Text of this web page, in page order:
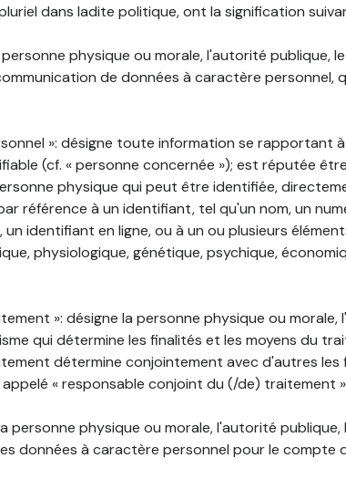
dans ladite politique, ont la signification
physique ou morale, l'autorité publique,
de données à caractère personnel,
»: désigne toute information se rapportant
(cf. « personne concernée »); est réputée
physique qui peut être identifiée,
référence à un identifiant, tel qu'un nom, un
identifiant en ligne, ou à un ou plusieurs
physiologique, génétique, psychique,
»: désigne la personne physique ou morale,
qui détermine les finalités et les moyens du
détermine conjointement avec d'autres les
« responsable conjoint du (/de) traitement
personne physique ou morale, l'autorité publique,
données à caractère personnel pour le compte